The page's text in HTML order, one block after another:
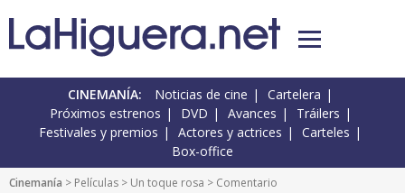
CINEMANÍA: Noticias de cine
Cartelera
Próximos estrenos
DVD Avances
Tráilers
Festivales y premios
Actores y actrices
Carteles
Box-office
Cinemanía > Películas > Un toque rosa > Comentario